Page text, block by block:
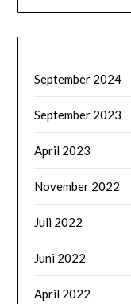
September 2024
September 2023
April 2023
November 2022
Juli 2022
Juni 2022
April 2022